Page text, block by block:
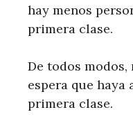
hay menos
primera clase.
De todos
espera que haya
primera clase.